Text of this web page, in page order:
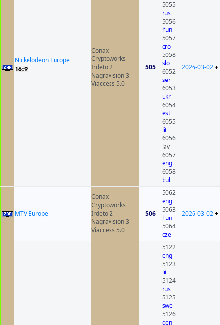
Nickelodeon Europe
Conax
Cryptoworks
Irdeto 2
Nagravision 3
Viaccess 5.0
505
5055
rus
5056
hun
5057
cro
5058
slo
6052
ser
6053
ukr
6054
est
6055
lit
6056
lav
6057
eng
6058
bul
2026-03-02+
MTV Europe
Conax
Cryptoworks
Irdeto 2
Nagravision 3
Viaccess 5.0
506
5062
eng
5063
hun
5064
cze
2026-03-02+
5122
eng
5123
lit
5124
rus
5125
swe
5126
den